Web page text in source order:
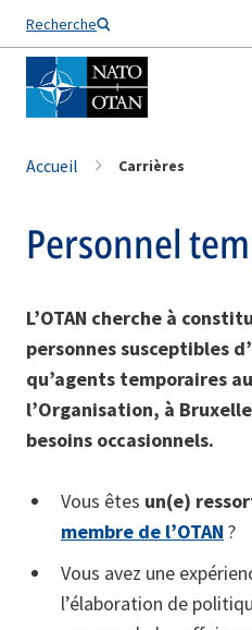
Recherche
Nom de famille*
Accueil Carrières
Personnel
L’OTAN cherche à
personnes susceptibles
qu’agents temporaires
l’Organisation, à
besoins occasionnels.
Vous êtes un(e)
membre de l’OTAN ?
Vous avez une
l’élaboration de